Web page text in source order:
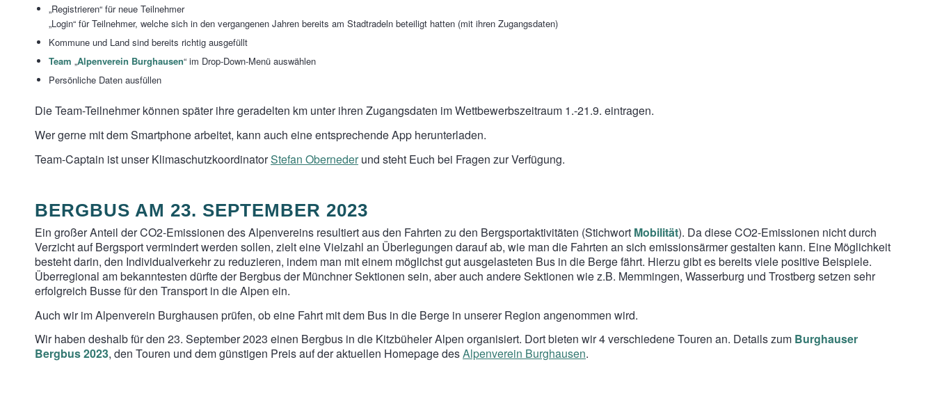
„Registrieren“ für neue Teilnehmer
„Login“ für Teilnehmer, welche sich in den vergangenen Jahren bereits am Stadtradeln beteiligt hatten (mit ihren Zugangsdaten)
Kommune und Land sind bereits richtig ausgefüllt
Team „Alpenverein Burghausen“ im Drop-Down-Menü auswählen
Persönliche Daten ausfüllen
Die Team-Teilnehmer können später ihre geradelten km unter ihren Zugangsdaten im Wettbewerbszeitraum 1.-21.9. eintragen.
Wer gerne mit dem Smartphone arbeitet, kann auch eine entsprechende App herunterladen.
Team-Captain ist unser KlimaschutzkoordinatorStefan Obernederund steht Euch bei Fragen zur Verfügung.
BERGBUS AM 23. SEPTEMBER 2023
Ein großer Anteil der CO2-Emissionen des Alpenvereins resultiert aus den Fahrten zu den Bergsportaktivitäten (Stichwort Mobilität). Da diese CO2-Emissionen nicht durch
Verzicht auf Bergsport vermindert werden sollen, zielt eine Vielzahl an Überlegungen darauf ab, wie man die Fahrten an sich emissionsärmer gestalten kann. Eine Möglichkeit
besteht darin, den Individualverkehr zu reduzieren, indem man mit einem möglichst gut ausgelasteten Bus in die Berge fährt. Hierzu gibt es bereits viele positive Beispiele.
Überregional am bekanntesten dürfte der Bergbus der Münchner Sektionen sein, aber auch andere Sektionen wie z.B. Memmingen, Wasserburg und Trostberg setzen sehr
erfolgreich Busse für den Transport in die Alpen ein.
Auch wir im Alpenverein Burghausen prüfen, ob eine Fahrt mit dem Bus in die Berge in unserer Region angenommen wird.
Wir haben deshalb für den 23. September 2023 einen Bergbus in die Kitzbüheler Alpen organisiert. Dort bieten wir 4 verschiedene Touren an. Details zum Burghauser
Bergbus 2023, den Touren und dem günstigen Preis auf der aktuellen Homepage desAlpenverein Burghausen.